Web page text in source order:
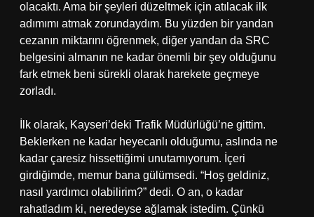
olacaktı. Ama bir şeyleri düzeltmek için atılacak ilk
adımımı atmak zorundaydım. Bu yüzden bir yandan
cezanın miktarını öğrenmek, diğer yandan da SRC
belgesini almanın ne kadar önemli bir şey olduğunu
fark etmek beni sürekli olarak harekete geçmeye
zorladı.
İlk olarak, Kayseri’deki Trafik Müdürlüğü’ne gittim.
Beklerken ne kadar heyecanlı olduğumu, aslında ne
kadar çaresiz hissettiğimi unutamıyorum. İçeri
girdiğimde, memur bana gülümsedi. “Hoş geldiniz,
nasıl yardımcı olabilirim?” dedi. O an, o kadar
rahatladım ki, neredeyse ağlamak istedim. Çünkü